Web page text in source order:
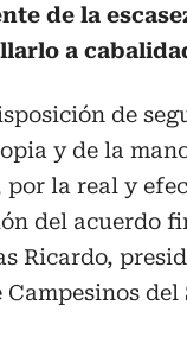
de la
a
de
y de la
por la real y
del acuerdo
Ricardo,
Campesinos del